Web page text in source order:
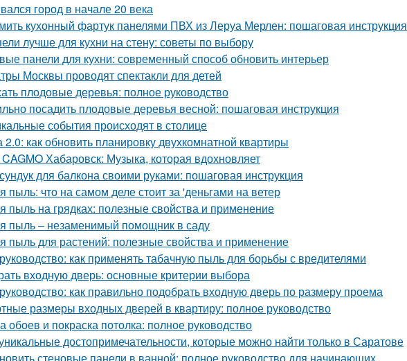
город в начале 20 века
кухонный фартук панелями ПВХ из Леруа Мерлен: пошаговая инструкция
лучше для кухни на стену: советы по выбору
панели для кухни: современный способ обновить интерьер
Москвы проводят спектакли для детей
плодовые деревья: полное руководство
посадить плодовые деревья весной: пошаговая инструкция
события происходят в столице
как обновить планировку двухкомнатной квартиры
Хабаровск: Музыка, которая вдохновляет
для балкона своими руками: пошаговая инструкция
пыль: что на самом деле стоит за 'деньгами на ветер
пыль на грядках: полезные свойства и применение
пыль – незаменимый помощник в саду
пыль для растений: полезные свойства и применение
как применять табачную пыль для борьбы с вредителями
входную дверь: основные критерии выбора
как правильно подобрать входную дверь по размеру проема
размеры входных дверей в квартиру: полное руководство
обоев и покраска потолка: полное руководство
достопримечательности, которые можно найти только в Саратове